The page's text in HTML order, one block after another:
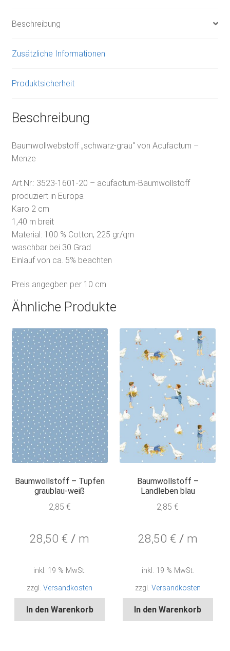
Beschreibung
Zusätzliche Informationen
Produktsicherheit
Beschreibung
Baumwollwebstoff „schwarz-grau“ von Acufactum –
Menze
Art.Nr.: 3523-1601-20 – acufactum-Baumwollstoff
produziert in Europa
Karo 2 cm
1,40 m breit
Material: 100 % Cotton, 225 gr/qm
waschbar bei 30 Grad
Einlauf von ca. 5% beachten
Preis angegben per 10 cm
Ähnliche Produkte
Baumwollstoff – Tupfen
graublau-weiß
2,85 €
28,50€ / m
inkl. 19 % MwSt.
zzgl.Versandkosten
In den Warenkorb
Baumwollstoff –
Landleben blau
2,85€
28,50 € / m
inkl. 19 % MwSt.
zzgl. Versandkosten
In den Warenkorb